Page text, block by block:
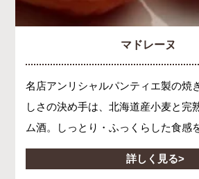
マドレーヌ
名店アンリシャルパンティエ製の焼
しさの決め手は、北海道産小麦と完
ム酒。しっとり・ふっくらした食感
詳しく見る